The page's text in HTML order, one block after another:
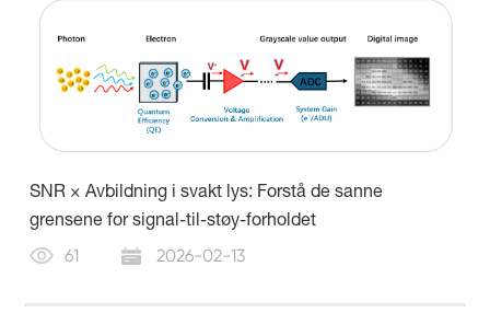
SNR × Avbildning i svakt lys: Forstå de sanne
grensene for signal-til-støy-forholdet
61 2026-02-13